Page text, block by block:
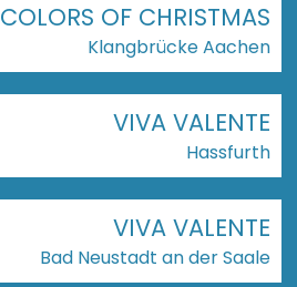
COLORS OF CHRISTMAS
Klangbrücke Aachen
VIVA VALENTE
Hassfurth
VIVA VALENTE
Bad Neustadt an der Saale